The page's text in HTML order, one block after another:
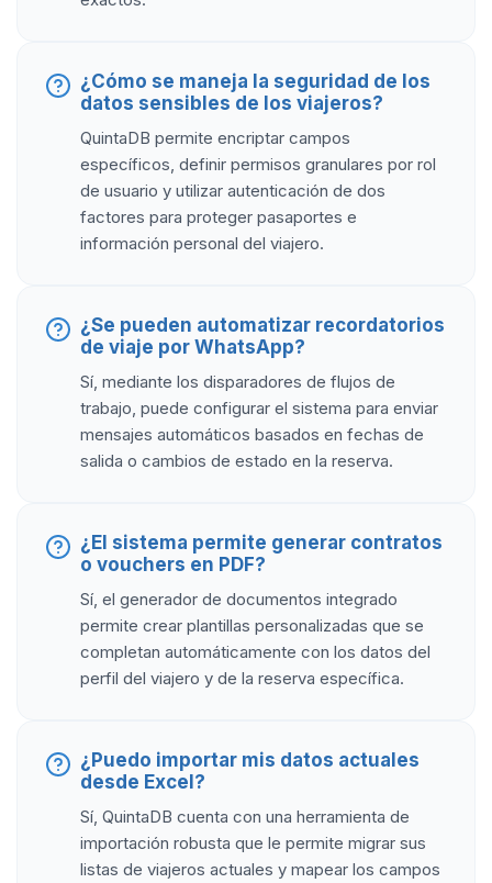
¿Cómo se maneja la seguridad de los
datos sensibles de los viajeros?
QuintaDB permite encriptar campos
específicos, definir permisos granulares por rol
de usuario y utilizar autenticación de dos
factores para proteger pasaportes e
información personal del viajero.
¿Se pueden automatizar recordatorios
de viaje por WhatsApp?
Sí, mediante los disparadores de flujos de
trabajo, puede configurar el sistema para enviar
mensajes automáticos basados en fechas de
salida o cambios de estado en la reserva.
¿El sistema permite generar contratos
o vouchers en PDF?
Sí, el generador de documentos integrado
permite crear plantillas personalizadas que se
completan automáticamente con los datos del
perfil del viajero y de la reserva específica.
¿Puedo importar mis datos actuales
desde Excel?
Sí, QuintaDB cuenta con una herramienta de
importación robusta que le permite migrar sus
listas de viajeros actuales y mapear los campos